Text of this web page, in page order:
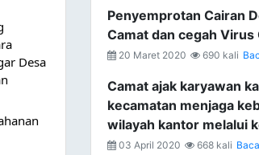
Desa
Penyemprotan Cairan
Camat dan cegah Virus
20 Maret 2020 690 kali
Camat ajak karyawan
kecamatan menjaga
wilayah kantor melalui
03 April 2020 668 kali